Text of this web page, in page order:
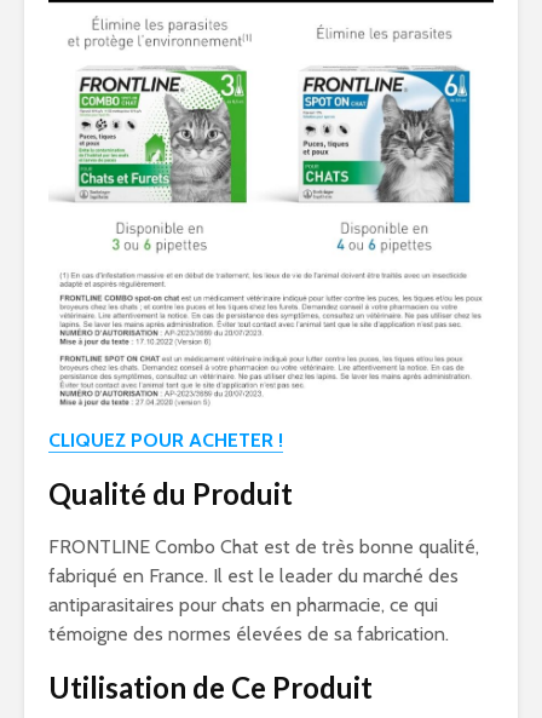
CLIQUEZ POUR ACHETER !
Qualité du Produit
FRONTLINE Combo Chat est de très bonne qualité,
fabriqué en France. Il est le leader du marché des
antiparasitaires pour chats en pharmacie, ce qui
témoigne des normes élevées de sa fabrication.
Utilisation de Ce Produit